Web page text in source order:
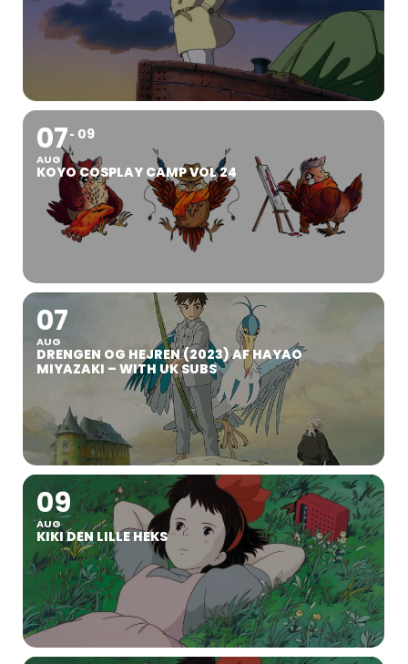
07
AUG
09
KOYO COSPLAY CAMP VOL 24
07
AUG
DRENGEN OG HEJREN (2023) AF HAYAO
MIYAZAKI – WITH UK SUBS
09
AUG
KIKI DEN LILLE HEKS